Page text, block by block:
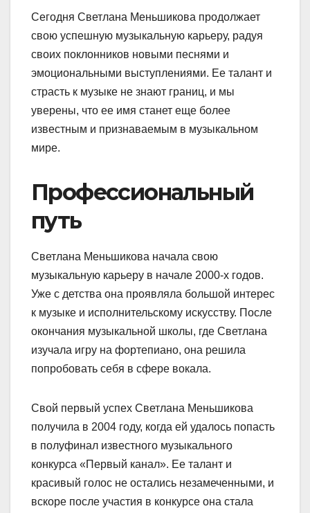
Сегодня Светлана Меньшикова продолжает
свою успешную музыкальную карьеру, радуя
своих поклонников новыми песнями и
эмоциональными выступлениями. Ее талант и
страсть к музыке не знают границ, и мы
уверены, что ее имя станет еще более
известным и признаваемым в музыкальном
мире.
Профессиональный
путь
Светлана Меньшикова начала свою
музыкальную карьеру в начале 2000-х годов.
Уже с детства она проявляла большой интерес
к музыке и исполнительскому искусству. После
окончания музыкальной школы, где Светлана
изучала игру на фортепиано, она решила
попробовать себя в сфере вокала.
Свой первый успех Светлана Меньшикова
получила в 2004 году, когда ей удалось попасть
в полуфинал известного музыкального
конкурса «Первый канал». Ее талант и
красивый голос не остались незамеченными, и
вскоре после участия в конкурсе она стала